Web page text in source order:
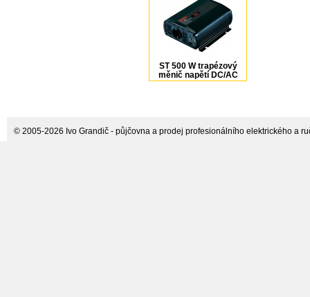
ST 500 W trapézový
měnič napětí DC/AC
12V/230V AEG
© 2005-2026 Ivo Grandič - půjčovna a prodej profesionálního elektrického a